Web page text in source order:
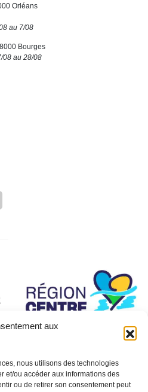
aux
nous utilisons des technologies
et/ou accéder aux informations des
ou de retirer son consentement peut
Orléans
au 7/08
Bourges
08 au 28/08